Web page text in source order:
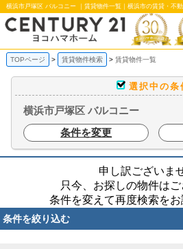
TOPページ 賃貸物件検索 賃貸物件一覧
選択中の条
横浜市戸塚区 バルコニー
条件を変更
申し訳ございま
只今、お探しの物件はご
条件を変えて再度検索をお
条件を絞り込む